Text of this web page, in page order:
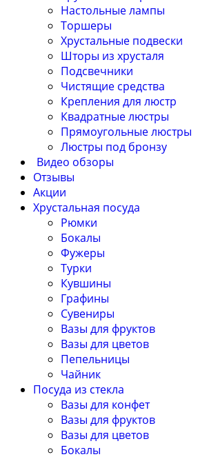
Настольные лампы
Торшеры
Хрустальные подвески
Шторы из хрусталя
Подсвечники
Чистящие средства
Крепления для люстр
Квадратные люстры
Прямоугольные люстры
Люстры под бронзу
Видео обзоры
Отзывы
Акции
Хрустальная посуда
Рюмки
Бокалы
Фужеры
Турки
Кувшины
Графины
Сувениры
Вазы для фруктов
Вазы для цветов
Пепельницы
Чайник
Посуда из стекла
Вазы для конфет
Вазы для фруктов
Вазы для цветов
Бокалы